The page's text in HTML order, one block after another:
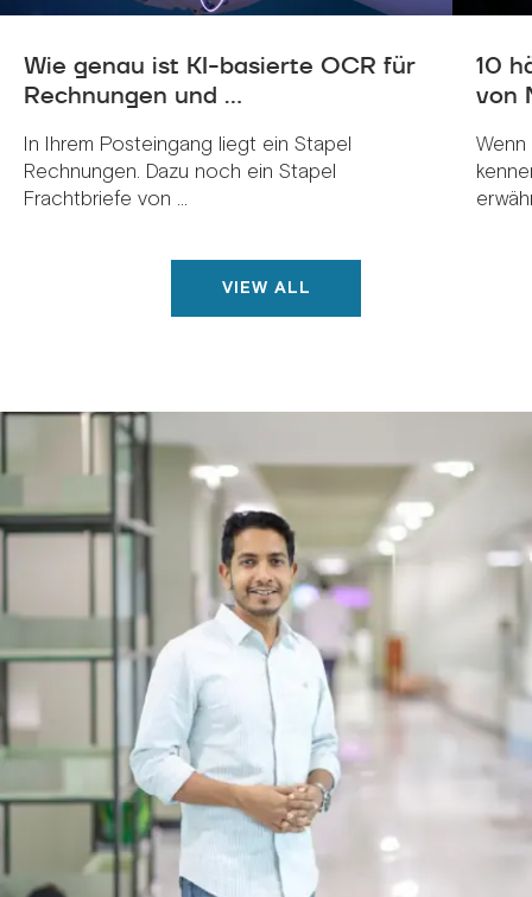
Wie genau ist KI-basierte OCR für
Rechnungen und ...
In Ihrem Posteingang liegt ein Stapel
Rechnungen. Dazu noch ein Stapel
Frachtbriefe von ...
10
von
VIEW ALL